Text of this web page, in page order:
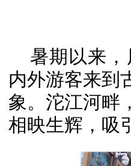
暑期以来
内外游客来到
象。沱江河畔
相映生辉，吸